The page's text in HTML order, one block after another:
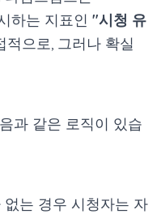
하는 지표인 "시청 유
적으로, 그러나 확실
과 같은 로직이 있습
없는 경우 시청자는 자